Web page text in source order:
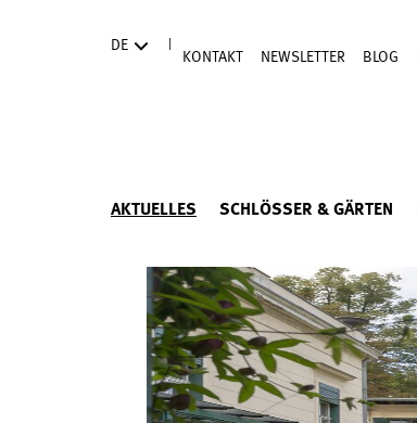
DE
KONTAKT NEWSLETTER BLOG
AKTUELLES SCHLÖSSER & GÄRTEN